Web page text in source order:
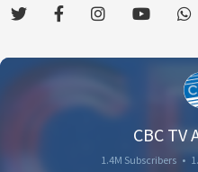
CBC TV
1.4M Subscribers •